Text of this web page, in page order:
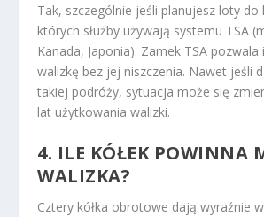
Tak, szczególnie jeśli planujesz loty
których służby używają systemu TSA
Kanada, Japonia). Zamek TSA
walizkę bez jej niszczenia. Nawet jeśli
takiej podróży, sytuacja może się
lat użytkowania walizki.
4. ILE KÓŁEK POWINNA
WALIZKA?
Cztery kółka obrotowe dają wyraźnie